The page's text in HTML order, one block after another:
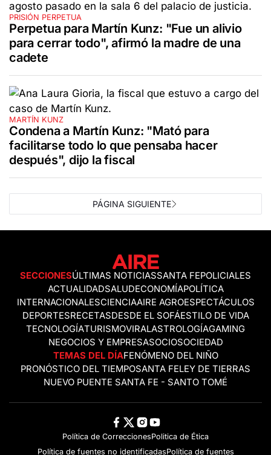
PRISIÓN PERPETUA
Perpetua para Martín Kunz: "Fue un alivio
para cerrar todo", afirmó la madre de una
cadete
MARTÍN KUNZ
Condena a Martín Kunz: "Mató para
facilitarse todo lo que pensaba hacer
después", dijo la fiscal
PÁGINA SIGUIENTE
SECCIONESÚLTIMAS NOTICIASSANTA FEPOLICIALES
ACTUALIDADSALUDECONOMÍAPOLÍTICA
INTERNACIONALESCIENCIAAIRE AGROESPECTÁCULOS
DEPORTESRECETASDESDE EL SOFÁESTILO DE VIDA
TECNOLOGÍATURISMOVIRALASTROLOGÍAGAMING
NEGOCIOS Y EMPRESASOCIOSOCIEDAD
TEMAS DEL DÍAFENÓMENO DEL NIÑO
PRONÓSTICO DEL TIEMPOSANTA FELEY DE TIERRAS
NUEVO PUENTE SANTA FE - SANTO TOMÉ
Política de CorreccionesPolitica de Ética
Política de fuentes no identificadasPolítica de fuentes